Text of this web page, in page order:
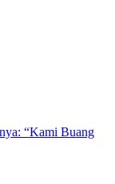
“Kami Buang